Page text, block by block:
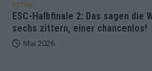
EXTRA
ESC-Halbfinale 2: Das sagen die
sechs zittern, einer chancenlos!
Mai 2026